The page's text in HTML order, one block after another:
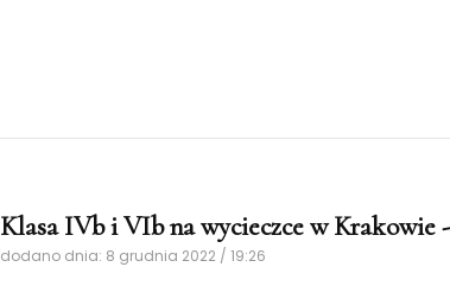
Klasa IVb i VIb na wycieczce w Krakowie -
dodano dnia: 8 grudnia 2022 / 19:26